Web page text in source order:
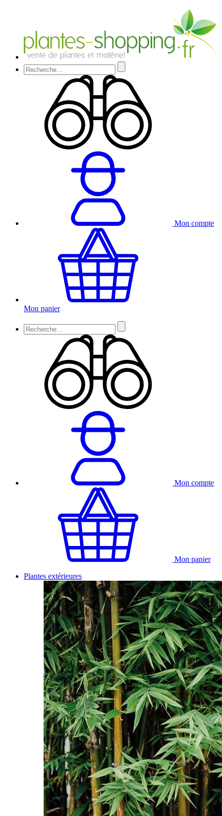
Mon compte
Mon panier
Mon compte
Mon panier
Plantes extérieures